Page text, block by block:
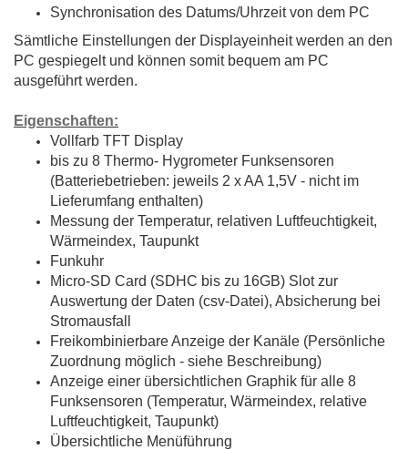
Synchronisation des Datums/Uhrzeit von dem PC
Sämtliche Einstellungen der Displayeinheit werden an den
PC gespiegelt und können somit bequem am PC
ausgeführt werden.
Eigenschaften:
Vollfarb TFT Display
bis zu 8 Thermo- Hygrometer Funksensoren
(Batteriebetrieben: jeweils 2 x AA 1,5V - nicht im
Lieferumfang enthalten)
Messung der Temperatur, relativen Luftfeuchtigkeit,
Wärmeindex, Taupunkt
Funkuhr
Micro-SD Card (SDHC bis zu 16GB) Slot zur
Auswertung der Daten (csv-Datei), Absicherung bei
Stromausfall
Freikombinierbare Anzeige der Kanäle (Persönliche
Zuordnung möglich - siehe Beschreibung)
Anzeige einer übersichtlichen Graphik für alle 8
Funksensoren (Temperatur, Wärmeindex, relative
Luftfeuchtigkeit, Taupunkt)
Übersichtliche Menüführung